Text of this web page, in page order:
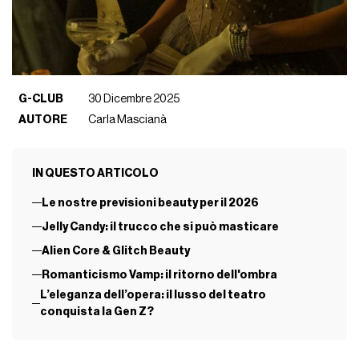
G-CLUB
30 Dicembre 2025
AUTORE
Carla Mascianà
IN QUESTO ARTICOLO
Le nostre previsioni beauty per il 2026
Jelly Candy: il trucco che si può masticare
Alien Core & Glitch Beauty
Romanticismo Vamp: il ritorno dell'ombra
L’eleganza dell’opera: il lusso del teatro
conquista la Gen Z?